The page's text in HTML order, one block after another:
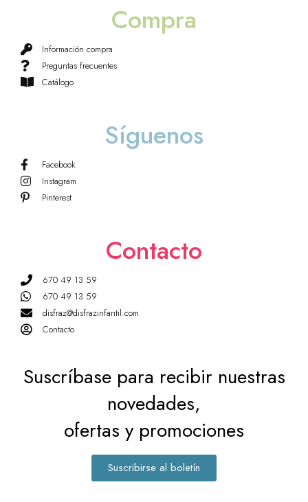
Compra
Información compra
Preguntas frecuentes
Catálogo
Síguenos
Facebook
Instagram
Pinterest
Contacto
670 49 13 59
670 49 13 59
disfraz@disfrazinfantil.com
Contacto
Suscríbase para recibir nuestras
novedades,
ofertas y promociones
Suscribirse al boletín